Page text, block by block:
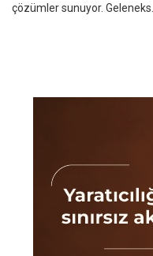
çözümler sunuyor. Geleneks...